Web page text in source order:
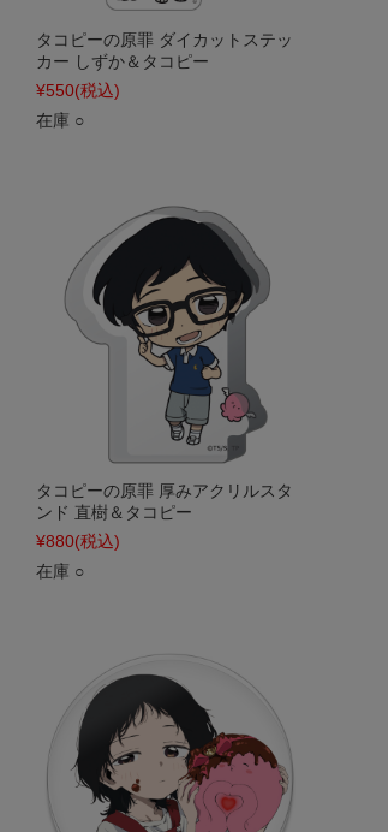
タコピーの原罪 ダイカットステッ
カー しずか＆タコピー
¥550(税込)
在庫 ○
タコピーの原罪 厚みアクリルスタ
ンド 直樹＆タコピー
¥880(税込)
在庫 ○